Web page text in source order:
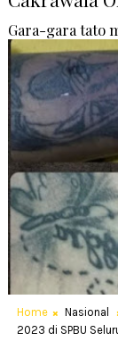
Gara-gara tato
Home Nasional
2023 di SPBU